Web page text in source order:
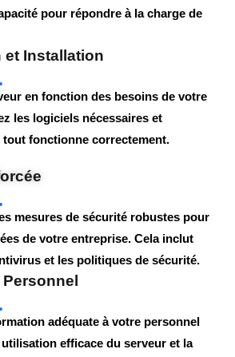
pour répondre à la charge de
Installation
en fonction des besoins de votre
les logiciels nécessaires et
tout fonctionne correctement.
mesures de sécurité robustes pour
de votre entreprise. Cela inclut
et les politiques de sécurité.
adéquate à votre personnel
efficace du serveur et la